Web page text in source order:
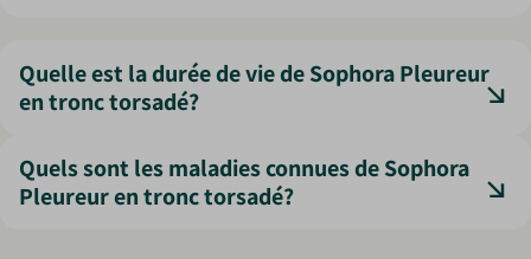
Quelle est la durée de vie de Sophora Pleureur
en tronc torsadé?
parfois jusqu’à 80 ans.
Quels sont les maladies connues de Sophora
Pleureur en tronc torsadé?